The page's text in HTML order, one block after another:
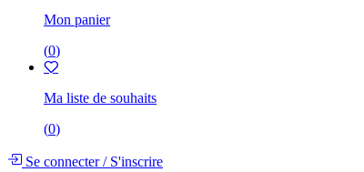
Mon panier
(0)
Ma liste de souhaits
(0)
Se connecter/S'inscrire